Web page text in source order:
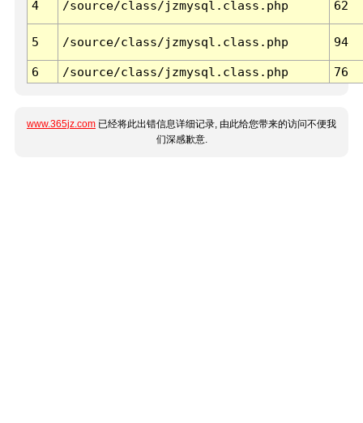
4 /source/class/jzmysql.class.php 62
5 /source/class/jzmysql.class.php 94
6 /source/class/jzmysql.class.php 76
www.365jz.com 已经将此出错信息详细记录, 由此给您带来的访问不便我
们深感歉意.